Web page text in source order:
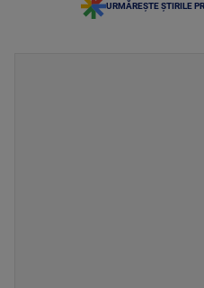
URMĂREȘTE ȘTIRILE